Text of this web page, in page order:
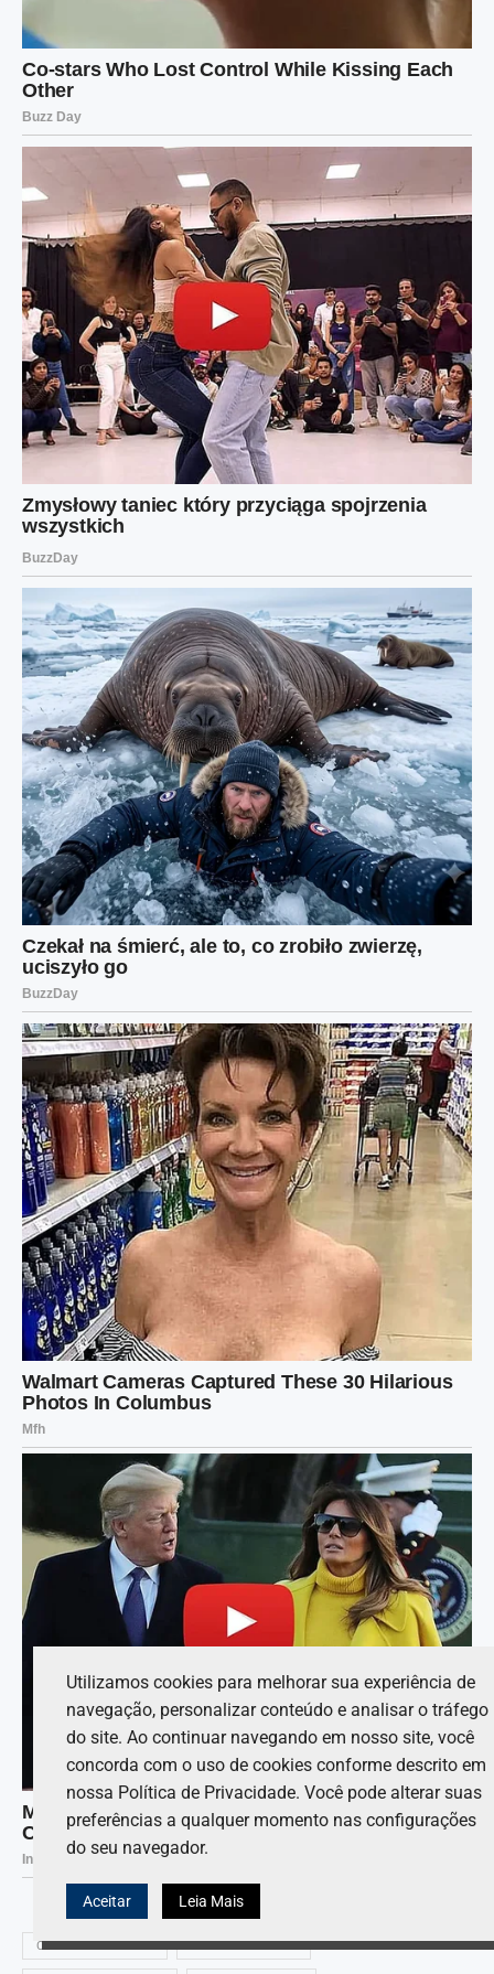
CHRISTIJAN ALBERS
Utilizamos cookies para melhorar sua experiência de
navegação, personalizar conteúdo e analisar o tráfego
do site. Ao continuar navegando em nosso site, você
concorda com o uso de cookies conforme descrito em
nossa Política de Privacidade. Você pode alterar suas
preferências a qualquer momento nas configurações
do seu navegador.
Aceitar Leia Mais